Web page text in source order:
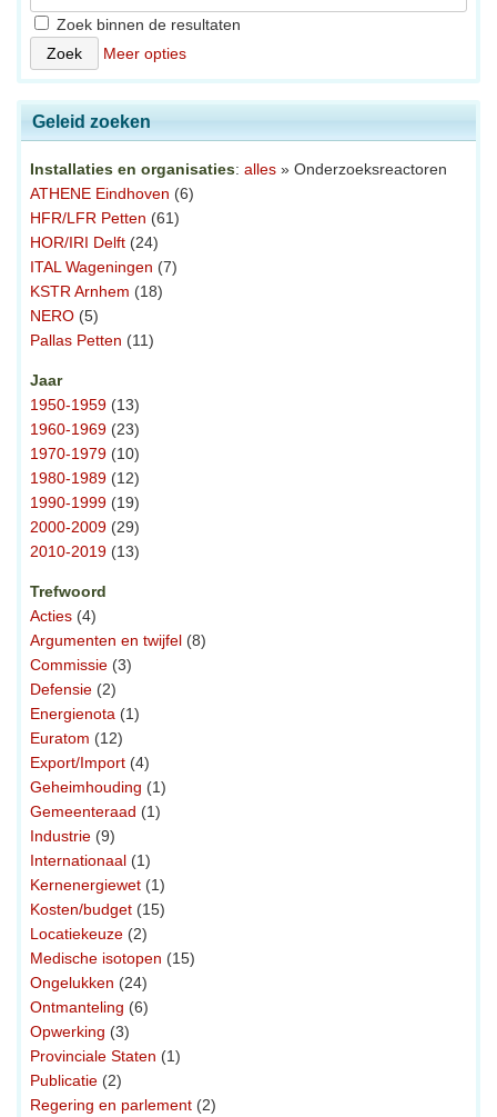
Zoek binnen de resultaten
Meer opties
Geleid zoeken
Installaties en organisaties: alles » Onderzoeksreactoren
ATHENE Eindhoven (6)
HFR/LFR Petten (61)
HOR/IRI Delft (24)
ITAL Wageningen (7)
KSTR Arnhem (18)
NERO (5)
Pallas Petten (11)
Jaar
1950-1959 (13)
1960-1969 (23)
1970-1979 (10)
1980-1989 (12)
1990-1999 (19)
2000-2009 (29)
2010-2019 (13)
Trefwoord
Acties (4)
Argumenten en twijfel (8)
Commissie (3)
Defensie (2)
Energienota (1)
Euratom (12)
Export/Import (4)
Geheimhouding (1)
Gemeenteraad (1)
Industrie (9)
Internationaal (1)
Kernenergiewet (1)
Kosten/budget (15)
Locatiekeuze (2)
Medische isotopen (15)
Ongelukken (24)
Ontmanteling (6)
Opwerking (3)
Provinciale Staten (1)
Publicatie (2)
Regering en parlement (2)